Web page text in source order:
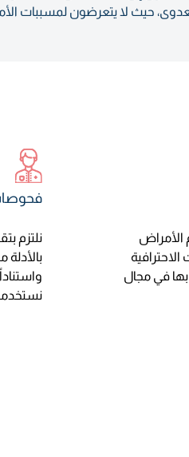
حيث لا يتعرضون لمسببات
الأمراض
بها في مجال
نلتزم